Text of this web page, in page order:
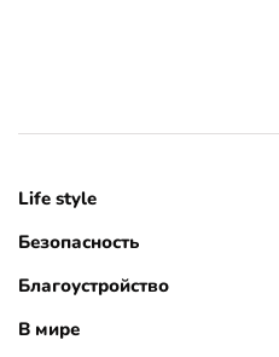
Life style
Безопасность
Благоустройство
В мире